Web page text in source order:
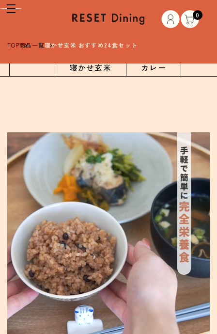
0
TOP商品一覧寝かせ玄米 おすすめ24食セット
ALL 寝かせ玄米 カレー